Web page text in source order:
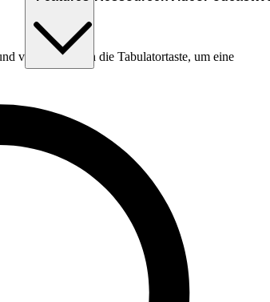
verwende dann die Tabulatortaste, um eine